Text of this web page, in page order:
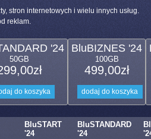
stron internetowych i wielu innych usług.
reklam.
'24
50GB
zł
do koszyka
BluBIZNES '24
100GB
499,00zł
dodaj do koszyka
BluSTART
'24
BluSTANDARD
'24